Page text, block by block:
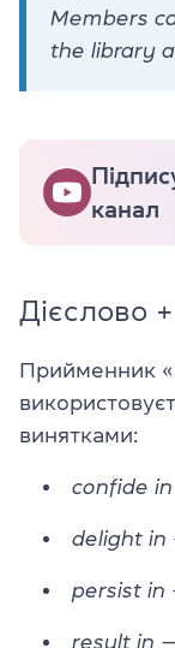
Members
the library
канал
Дієслово
Прийменник
винятками:
confide in
delight in
persist in
result in